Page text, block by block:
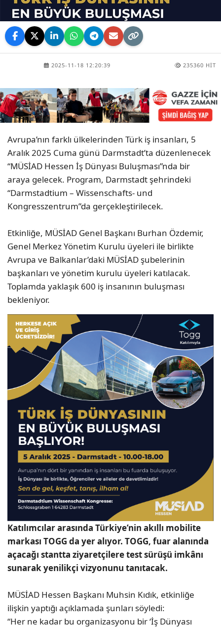
2025-11-18 12:20:39 235360 HIT
Avrupa’nın farklı ülkelerinden Türk iş insanları, 5
Aralık 2025 Cuma günü Darmstadt’ta düzenlenecek
“MÜSİAD Hessen İş Dünyası Buluşması”nda bir
araya gelecek. Program, Darmstadt şehrindeki
“Darmstadtium – Wissenschafts- und
Kongresszentrum”da gerçekleştirilecek.
Etkinliğe, MÜSİAD Genel Başkanı Burhan Özdemir,
Genel Merkez Yönetim Kurulu üyeleri ile birlikte
Avrupa ve Balkanlar’daki MÜSİAD şubelerinin
başkanları ve yönetim kurulu üyeleri katılacak.
Toplamda yaklaşık 600 iş insanının buluşması
bekleniyor.
Katılımcılar arasında Türkiye’nin akıllı mobilite
markası TOGG da yer alıyor. TOGG, fuar alanında
açacağı stantta ziyaretçilere test sürüşü imkânı
sunarak yenilikçi vizyonunu tanıtacak.
MÜSİAD Hessen Başkanı Muhsin Kıdık, etkinliğe
ilişkin yaptığı açıklamada şunları söyledi:
“Her ne kadar bu organizasyonu bir ‘İş Dünyası